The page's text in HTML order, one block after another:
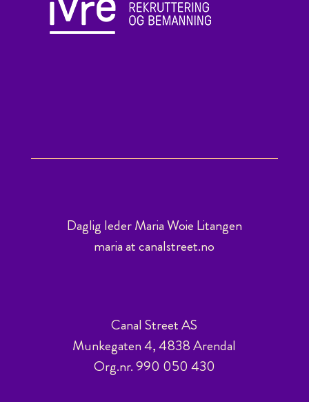
Daglig leder Maria Woie Litangen
maria at canalstreet.no
Canal Street AS
Munkegaten 4, 4838 Arendal
Org.nr. 990 050 430